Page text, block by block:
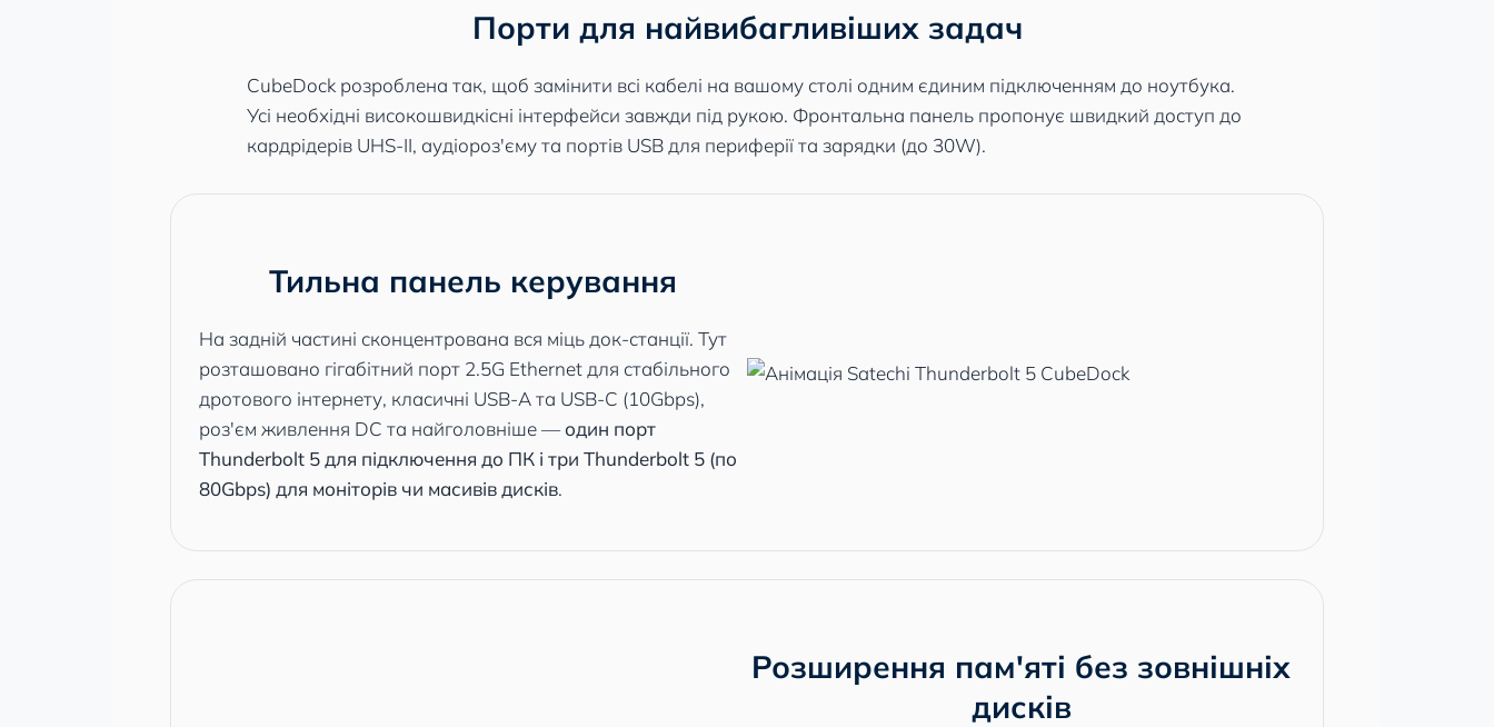
Порти для найвибагливіших задач
CubeDock розроблена так, щоб замінити всі кабелі на вашому столі одним єдиним підключенням до ноутбука.
Усі необхідні високошвидкісні інтерфейси завжди під рукою. Фронтальна панель пропонує швидкий доступ до
кардрідерів UHS-II, аудіороз'єму та портів USB для периферії та зарядки (до 30W).
Тильна панель керування
На задній частині сконцентрована вся міць док-станції. Тут
розташовано гігабітний порт 2.5G Ethernet для стабільного
дротового інтернету, класичні USB-A та USB-C (10Gbps),
роз'єм живлення DC та найголовніше —один порт
Thunderbolt 5 для підключення до ПК і три Thunderbolt 5 (по
80Gbps) для моніторів чи масивів дисків.
Розширення пам'яті без зовнішніх
дисків